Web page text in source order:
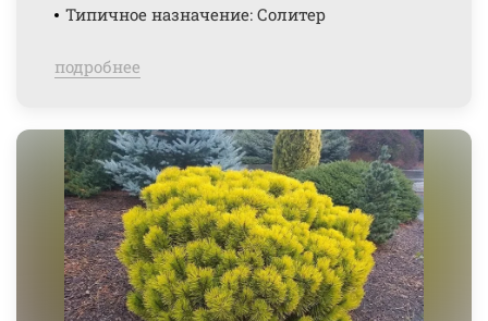
Типичное назначение: Солитер
подробнее